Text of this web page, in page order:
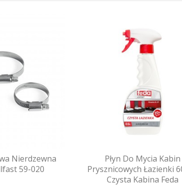
Nierdzewna
59-020
Płyn Do Mycia Kabin
Prysznicowych Łazienki
Czysta Kabina Feda